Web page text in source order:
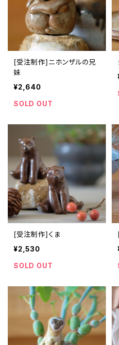
[受注制作]ニホンザルの兄
妹
¥2,640
SOLD OUT
[受注制作]くま
¥2,530
SOLD OUT